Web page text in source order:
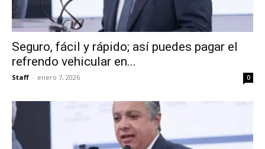
Seguro, fácil y rápido; así puedes pagar el
refrendo vehicular en...
Staff - enero 7, 2026 0